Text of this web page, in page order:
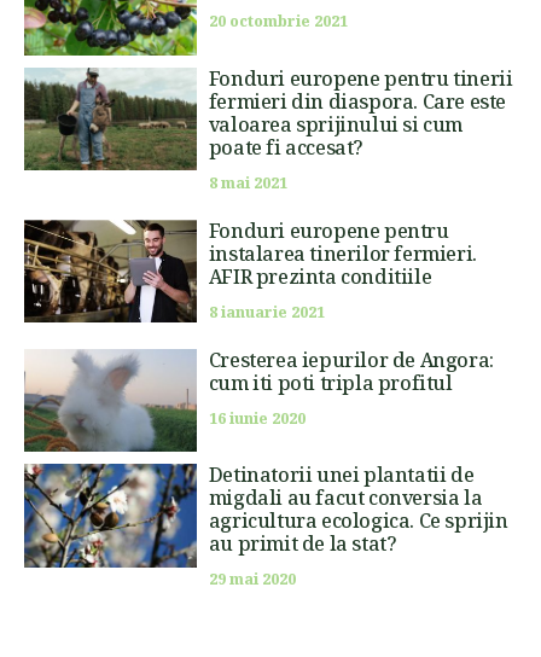
20 octombrie 2021
Fonduri europene pentru tinerii
fermieri din diaspora. Care este
valoarea sprijinului si cum
poate fi accesat?
8 mai 2021
Fonduri europene pentru
instalarea tinerilor fermieri.
AFIR prezinta conditiile
8 ianuarie 2021
Cresterea iepurilor de Angora:
cum iti poti tripla profitul
16 iunie 2020
Detinatorii unei plantatii de
migdali au facut conversia la
agricultura ecologica. Ce sprijin
au primit de la stat?
29 mai 2020